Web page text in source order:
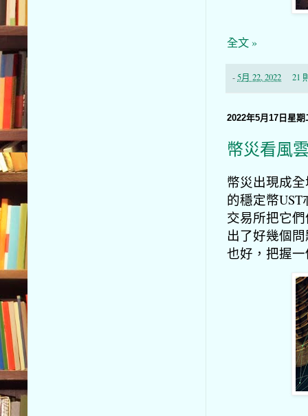
全文 »
-5月 22, 2022 21
2022年5月17日星期
幣災看風
幣災出現成
的穩定幣
交易所把它
出了好幾個
也好，把握